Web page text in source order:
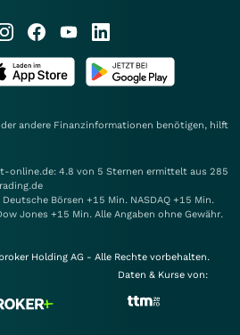
andere Finanzinformationen benötigen, hilft
online.de: 4.8 von 5 Sternen ermittelt aus 285
Börsen +15 Min. NASDAQ +15 Min.
Jones +15 Min. Alle Angaben ohne Gewähr.
Holding AG - Alle Rechte vorbehalten.
Daten & Kurse von: